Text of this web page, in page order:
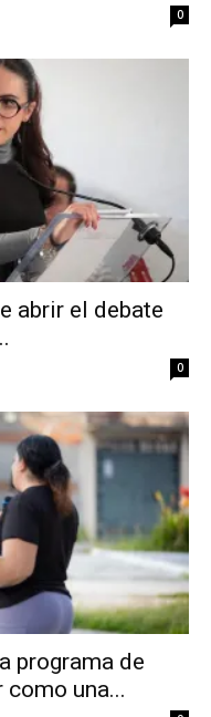
0
abrir el debate
0
programa de
una...